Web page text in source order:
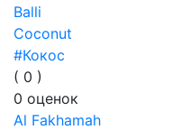
Balli
Coconut
#Кокос
( 0 )
0 оценок
Al Fakhamah